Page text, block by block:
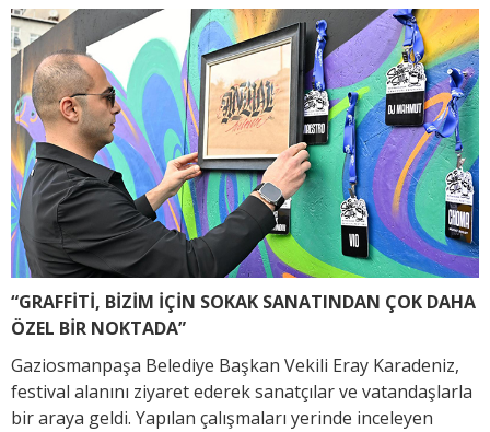
“GRAFFİTİ, BİZİM İÇİN SOKAK SANATINDAN ÇOK DAHA
ÖZEL BİR NOKTADA”
Gaziosmanpaşa Belediye Başkan Vekili Eray Karadeniz,
festival alanını ziyaret ederek sanatçılar ve vatandaşlarla
bir araya geldi. Yapılan çalışmaları yerinde inceleyen